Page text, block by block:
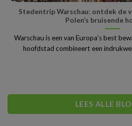
Stedentrip Warschau: ontdek de
Polen’s bruisende
Warschau is een van Europa’s best
hoofdstad combineert een
LEES ALLE